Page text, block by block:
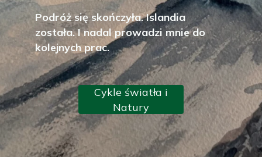
Podróż się skończyła. Islandia
została. I nadal prowadzi mnie do
kolejnych prac.
Cykle światła i
Natury